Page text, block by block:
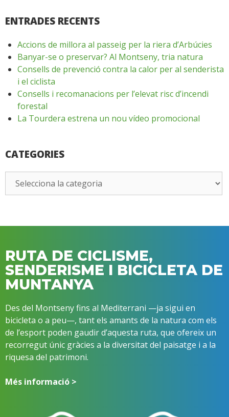
ENTRADES RECENTS
Accions de millora al passeig per la riera d’Arbúcies
Banyar-se o preservar? Al Montseny, tria natura
Consells de prevenció contra la calor per al senderista
i el ciclista
Consells i recomanacions per l’elevat risc d’incendi
forestal
La Tourdera estrena un nou vídeo promocional
CATEGORIES
RUTA DE CICLISME,
SENDERISME I BICICLETA DE
MUNTANYA
Des del Montseny fins al Mediterrani —ja sigui en
bicicleta o a peu—, tant els amants de la natura com els
de l’esport poden gaudir d’aquesta ruta, que ofereix un
recorregut únic gràcies a la diversitat del paisatge i a la
riquesa del patrimoni.
Més informació >